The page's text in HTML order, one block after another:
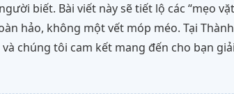
biết. Bài viết này sẽ tiết lộ các “mẹo
hảo, không một vết móp méo. Tại Thành
chúng tôi cam kết mang đến cho bạn